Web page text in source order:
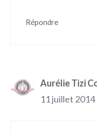
Répondre
Aurélie Tizi
11 juillet 2014